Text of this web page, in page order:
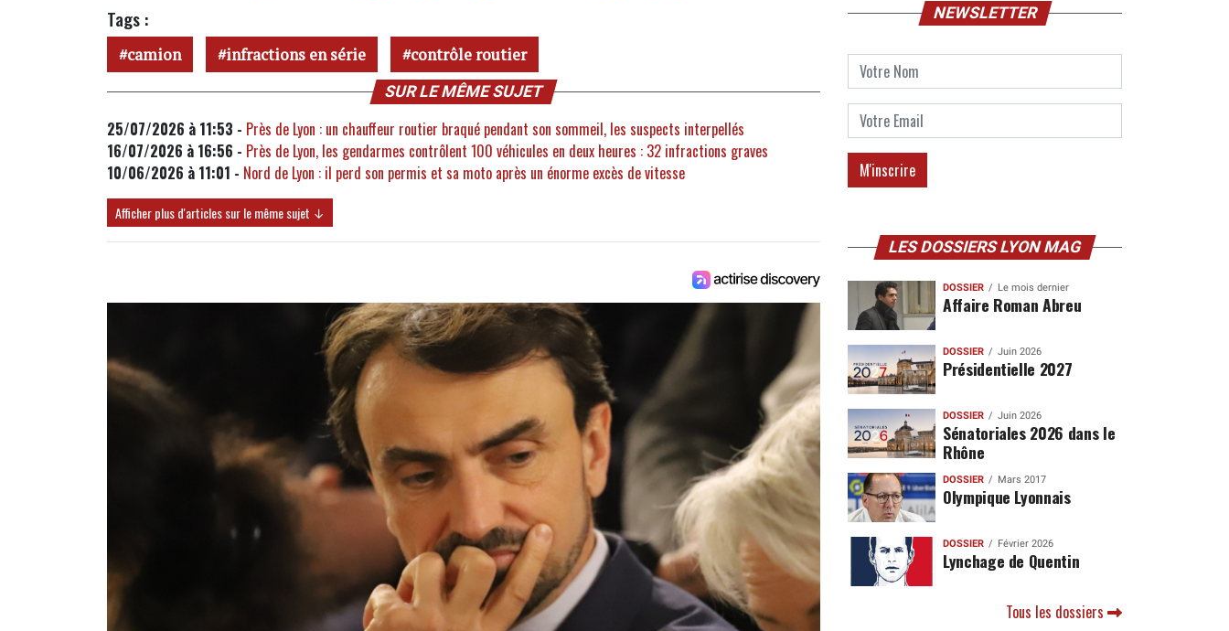
Tags :
camion infractions en série contrôle routier
SUR LE MÊME SUJET
25/07/2026 à 11:53 - Près de Lyon : un chauffeur routier braqué pendant son sommeil, les suspects interpellés
16/07/2026 à 16:56 - Près de Lyon, les gendarmes contrôlent 100 véhicules en deux heures : 32 infractions graves
10/06/2026 à 11:01 - Nord de Lyon : il perd son permis et sa moto après un énorme excès de vitesse
Afficher plus d'articles sur le même sujet ↓
NEWSLETTER
LES DOSSIERS LYON MAG
DOSSIER Le mois dernier
Affaire Roman Abreu
DOSSIER Juin 2026
Présidentielle 2027
DOSSIER Juin 2026
Sénatoriales 2026 dans le
Rhône
DOSSIER Mars 2017
Olympique Lyonnais
DOSSIER Février 2026
Lynchage de Quentin
Tous les dossiers